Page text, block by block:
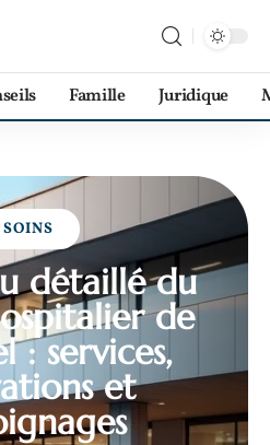
Famille Juridique
SOINS
détaillé du
de
: services,
et